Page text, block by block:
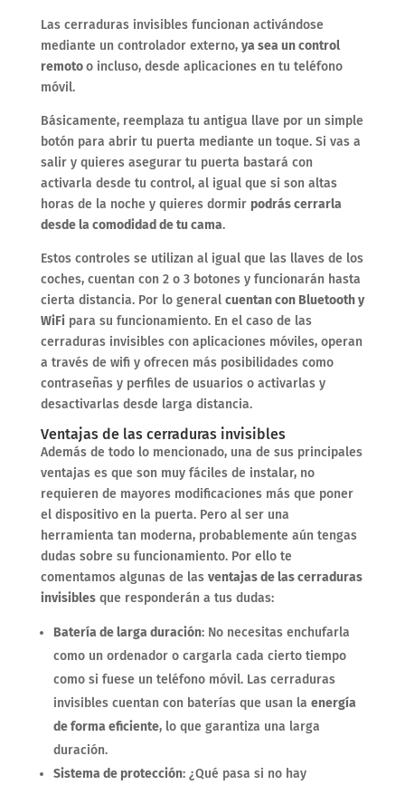
Las cerraduras invisibles funcionan activándose
mediante un controlador externo, ya sea un control
remotoo incluso, desde aplicaciones en tu teléfono
móvil.
Básicamente, reemplaza tu antigua llave por un simple
botón para abrir tu puerta mediante un toque. Si vas a
salir y quieres asegurar tu puerta bastará con
activarla desde tu control, al igual que si son altas
horas de la noche y quieres dormir podrás cerrarla
desde la comodidad de tu cama.
Estos controles se utilizan al igual que las llaves de los
coches, cuentan con 2 o 3 botones y funcionarán hasta
cierta distancia. Por lo general cuentan con Bluetooth y
WiFipara su funcionamiento. En el caso de las
cerraduras invisibles con aplicaciones móviles, operan
a través de wifi y ofrecen más posibilidades como
contraseñas y perfiles de usuarios o activarlas y
desactivarlas desde larga distancia.
Ventajas de las cerraduras invisibles
Además de todo lo mencionado, una de sus principales
ventajas es que son muy fáciles de instalar, no
requieren de mayores modificaciones más que poner
el dispositivo en la puerta. Pero al ser una
herramienta tan moderna, probablemente aún tengas
dudas sobre su funcionamiento. Por ello te
comentamos algunas de las ventajas de las cerraduras
invisiblesque responderán a tus dudas:
Batería de larga duración: No necesitas enchufarla
como un ordenador o cargarla cada cierto tiempo
como si fuese un teléfono móvil. Las cerraduras
invisibles cuentan con baterías que usan la energía
de forma eficiente, lo que garantiza una larga
duración.
Sistema de protección: ¿Qué pasa si no hay